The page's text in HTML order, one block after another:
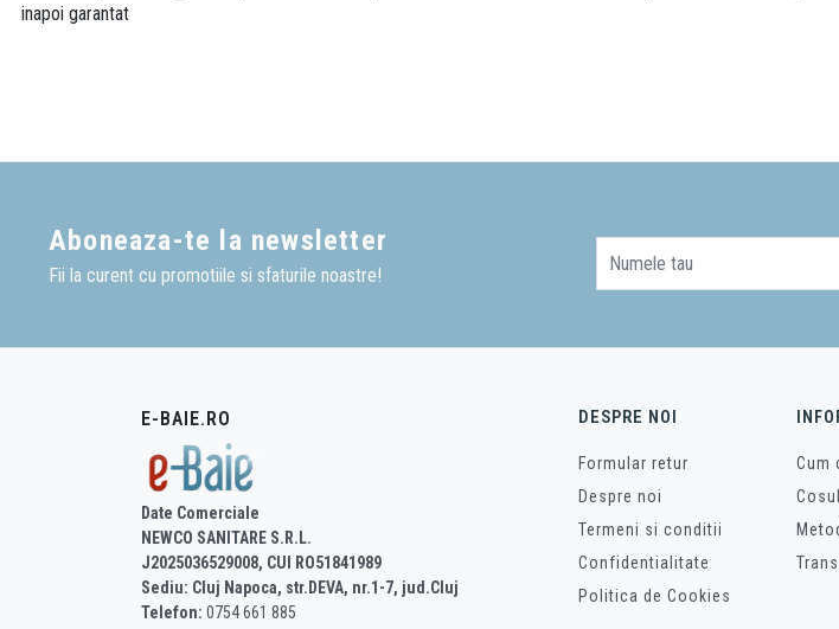
inapoi garantat
Aboneaza-te la newsletter
Fii la curent cu promotiile si sfaturile noastre!
Numele tau
E-BAIE.RO
Date Comerciale
NEWCO SANITARE S.R.L.
J2025036529008, CUI RO51841989
Sediu: Cluj Napoca, str.DEVA, nr.1-7, jud.Cluj
Telefon: 0754 661 885
DESPRE NOI
Formular retur
Despre noi
Termeni si conditii
Confidentialitate
Politica de Cookies
Cum